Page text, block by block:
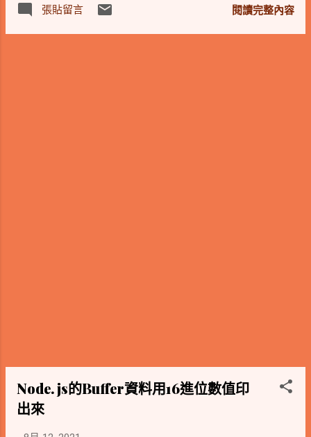
張貼留言 閱讀完整內容
Node.js的Buffer資料用16進位數值印
出來